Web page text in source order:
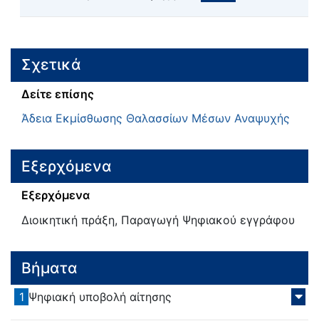
Σχετικά
Δείτε επίσης
Άδεια Εκμίσθωσης Θαλασσίων Μέσων Αναψυχής
Εξερχόμενα
Εξερχόμενα
Διοικητική πράξη, Παραγωγή Ψηφιακού εγγράφου
Βήματα
1 Ψηφιακή υποβολή αίτησης